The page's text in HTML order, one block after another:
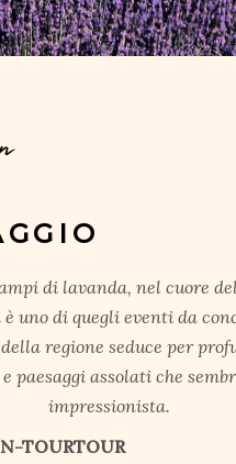
di lavanda, nel cuore
uno di quegli eventi da
regione seduce per
paesaggi assolati che
impressionista.
TOURTOUR